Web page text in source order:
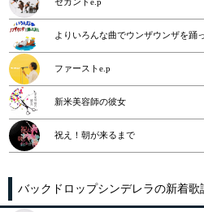
よりいろんな曲でウンザウンザを踊
ファーストe.p
新米美容師の彼女
祝え！朝が来るまで
バックドロップシンデレラの新着歌